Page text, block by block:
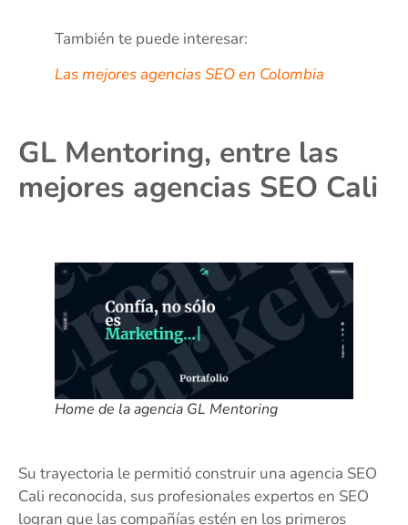
También te puede interesar:
Las mejores agencias SEO en Colombia
GL Mentoring, entre las
mejores agencias SEO Cali
Home de la agencia GL Mentoring
Su trayectoria le permitió construir una agencia SEO
Cali reconocida, sus profesionales expertos en SEO
logran que las compañías estén en los primeros